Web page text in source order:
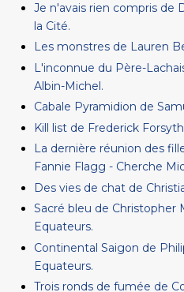
Je n'avais rien compris de
la Cité.
Les monstres de Lauren
L'inconnue du Père-
Albin-Michel.
Cabale Pyramidion de
Kill list de Frederick
La dernière réunion des
Fannie Flagg - Cherche
Des vies de chat de
Sacré bleu de Christopher
Equateurs.
Continental Saigon de
Equateurs.
Trois ronds de fumée de